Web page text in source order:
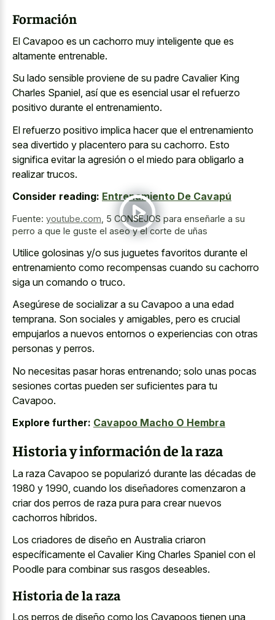
Formación
El Cavapoo es un cachorro muy inteligente que es
altamente entrenable.
Su lado sensible proviene de su padre Cavalier King
Charles Spaniel, así que es esencial usar el refuerzo
positivo durante el entrenamiento.
El refuerzo positivo implica hacer que el entrenamiento
sea divertido y placentero para su cachorro. Esto
significa evitar la agresión o el miedo para obligarlo a
realizar trucos.
Consider reading: Entrenamiento De Cavapú
Fuente: youtube.com, 5 CONSEJOS para enseñarle a su
perro a que le guste el aseo y el corte de uñas
Utilice golosinas y/o sus juguetes favoritos durante el
entrenamiento como recompensas cuando su cachorro
siga un comando o truco.
Asegúrese de socializar a su Cavapoo a una edad
temprana. Son sociales y amigables, pero es crucial
empujarlos a nuevos entornos o experiencias con otras
personas y perros.
No necesitas pasar horas entrenando; solo unas pocas
sesiones cortas pueden ser suficientes para tu
Cavapoo.
Explore further: Cavapoo Macho O Hembra
Historia y información de la raza
La raza Cavapoo se popularizó durante las décadas de
1980 y 1990, cuando los diseñadores comenzaron a
criar dos perros de raza pura para crear nuevos
cachorros híbridos.
Los criadores de diseño en Australia criaron
específicamente el Cavalier King Charles Spaniel con el
Poodle para combinar sus rasgos deseables.
Historia de la raza
Los perros de diseño como los Cavapoos tienen una